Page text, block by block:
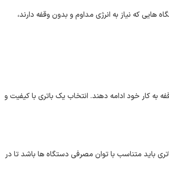
که نیاز به انرژی مداوم و بدون وقفه دارند،
کار خود ادامه دهند. انتخاب یک باتری با کیفیت و
باید متناسب با توان مصرفی دستگاه ها باشد تا در